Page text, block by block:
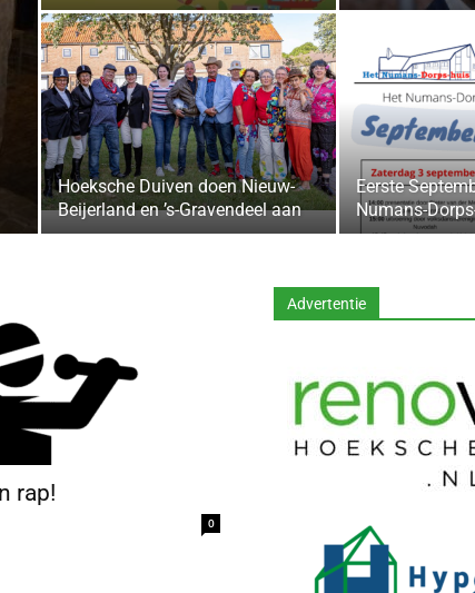
Hoeksche Duiven doen Nieuw-
Beijerland en ’s-Gravendeel aan
Eerste
Numans-
rap!
0
Advertentie